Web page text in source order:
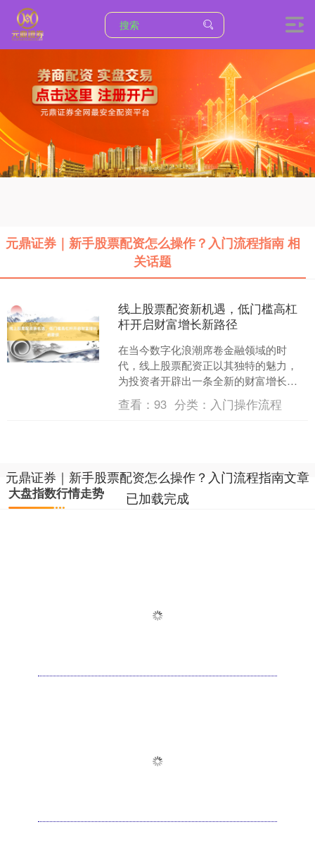
元鼎证券｜新手股票配资怎么操作？入门流程指南 相
关话题
线上股票配资新机遇，低门槛高杠
杆开启财富增长新路径
在当今数字化浪潮席卷金融领域的时
代，线上股票配资正以其独特的魅力，
为投资者开辟出一条全新的财富增长路
径。它以低门槛、高杠杆的特点，打破
了传统金融投资的壁垒，让更....
查看：93 分类： 入门操作流程
元鼎证券｜新手股票配资怎么操作？入门流程指南文章
已加载完成
大盘指数行情走势